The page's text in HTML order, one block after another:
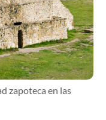
zapoteca en las